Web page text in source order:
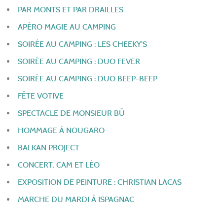
PAR MONTS ET PAR DRAILLES
APÉRO MAGIE AU CAMPING
SOIRÉE AU CAMPING : LES CHEEKY'S
SOIRÉE AU CAMPING : DUO FEVER
SOIRÉE AU CAMPING : DUO BEEP-BEEP
FÊTE VOTIVE
SPECTACLE DE MONSIEUR BÛ
HOMMAGE À NOUGARO
BALKAN PROJECT
CONCERT, CAM ET LÉO
EXPOSITION DE PEINTURE : CHRISTIAN LACAS
MARCHE DU MARDI À ISPAGNAC